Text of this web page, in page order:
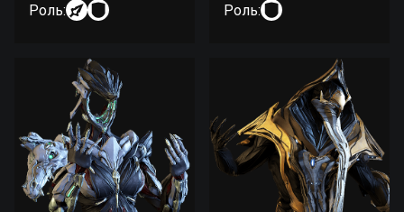
Роль: Роль: